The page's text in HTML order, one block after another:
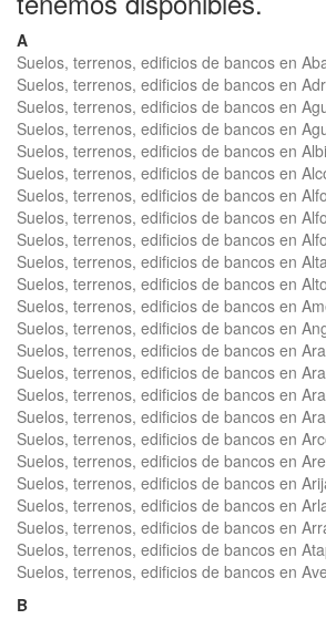
A
Suelos, terrenos, edificios de bancos en
Suelos, terrenos, edificios de bancos en
Suelos, terrenos, edificios de bancos en
Suelos, terrenos, edificios de bancos en
Suelos, terrenos, edificios de bancos en
Suelos, terrenos, edificios de bancos en
Suelos, terrenos, edificios de bancos en
Suelos, terrenos, edificios de bancos en
Suelos, terrenos, edificios de bancos en
Suelos, terrenos, edificios de bancos en
Suelos, terrenos, edificios de bancos en
Suelos, terrenos, edificios de bancos en
Suelos, terrenos, edificios de bancos en
Suelos, terrenos, edificios de bancos en
Suelos, terrenos, edificios de bancos en
Suelos, terrenos, edificios de bancos en
Suelos, terrenos, edificios de bancos en
Suelos, terrenos, edificios de bancos en
Suelos, terrenos, edificios de bancos en
Suelos, terrenos, edificios de bancos en
Suelos, terrenos, edificios de bancos en
Suelos, terrenos, edificios de bancos en
Suelos, terrenos, edificios de bancos en
Suelos, terrenos, edificios de bancos en
B